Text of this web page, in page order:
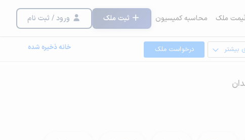
ملک محاسبه کمیسیون ثبت ملک ورود / ثبت نام
بیشتر درخواست ملک خانه ذخیره شده